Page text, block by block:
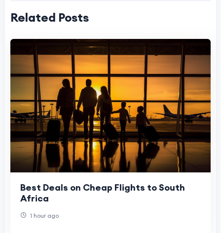
Related Posts
Best Deals on Cheap Flights to South
Africa
1 hour ago